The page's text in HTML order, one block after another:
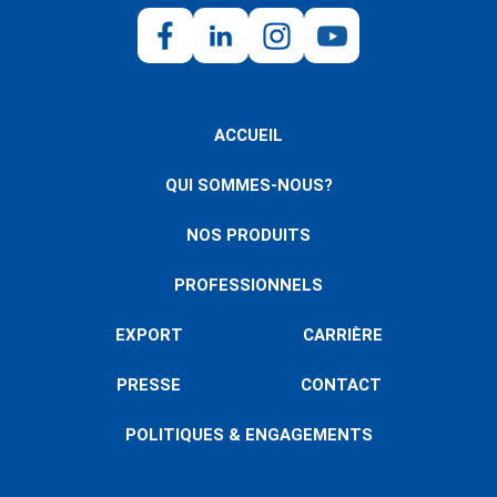
ACCUEIL
QUI SOMMES-NOUS?
NOS PRODUITS
PROFESSIONNELS
EXPORT CARRIÈRE
PRESSE CONTACT
POLITIQUES & ENGAGEMENTS